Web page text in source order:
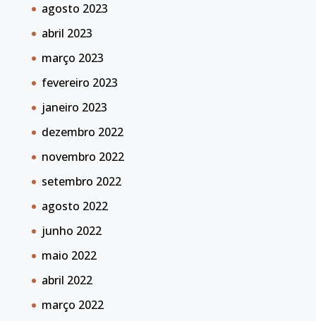
agosto 2023
abril 2023
março 2023
fevereiro 2023
janeiro 2023
dezembro 2022
novembro 2022
setembro 2022
agosto 2022
junho 2022
maio 2022
abril 2022
março 2022